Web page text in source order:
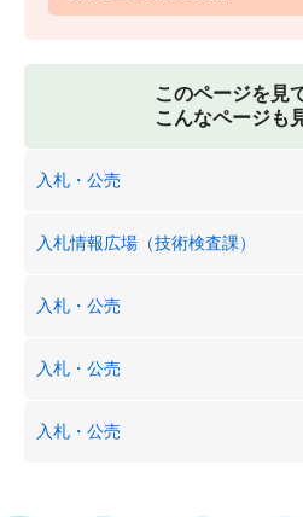
このページを見
こんなページも
入札・公売
入札情報広場（技術検査課）
入札・公売
入札・公売
入札・公売